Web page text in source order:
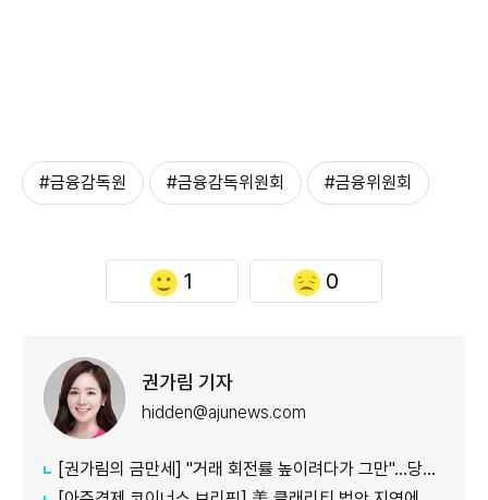
#금융감독원 #금융감독위원회 #금융위원회
1 0
권가림 기자
hidden@ajunews.com
[권가림의 금만세] "거래 회전률 높이려다가 그만"…당국, 은행 'ETF 신탁' 수술대